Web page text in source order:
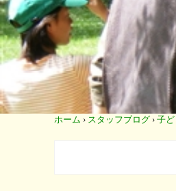
ホーム › スタッフブログ › 子